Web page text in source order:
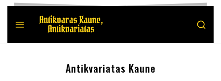
Antikvariatas Kaune